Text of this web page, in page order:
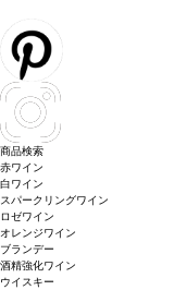
商品検索
赤ワイン
白ワイン
スパークリングワイン
ロゼワイン
オレンジワイン
ブランデー
酒精強化ワイン
ウイスキー